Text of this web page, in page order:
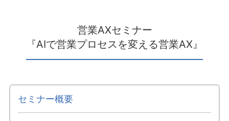
営業AXセミナー
『AIで営業プロセスを変える営業AX』
セミナー概要